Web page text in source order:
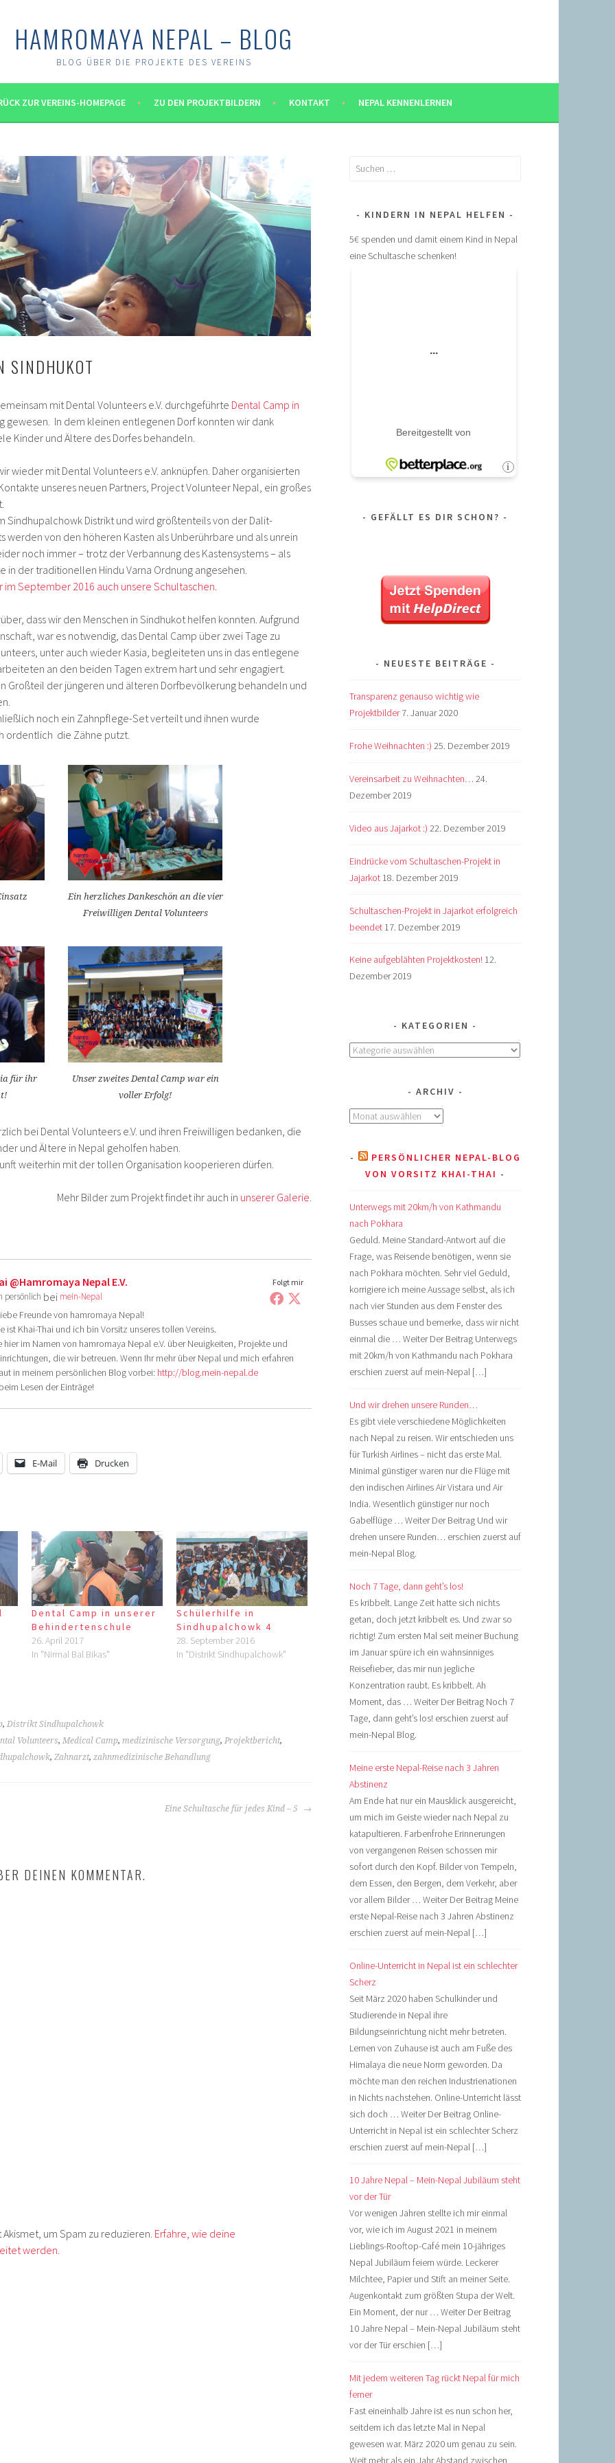
HAMROMAYA NEPAL – BLOG
BLOG ÜBER DIE PROJEKTE DES VEREINS
ZUR VEREINS-HOMEPAGE ZU DEN PROJEKTBILDERN KONTAKT NEPAL KENNENLERNEN
SINDHUKOT
mit Dental Volunteers e.V. durchgeführte Dental Camp in
gewesen. In dem kleinen entlegenen Dorf konnten wir dank
Kinder und Ältere des Dorfes behandeln.
wieder mit Dental Volunteers e.V. anknüpfen. Daher organisierten
unseres neuen Partners, Project Volunteer Nepal, ein großes
Sindhupalchowk Distrikt und wird größtenteils von der Dalit-
werden von den höheren Kasten als Unberührbare und als unrein
noch immer – trotz der Verbannung des Kastensystems – als
in der traditionellen Hindu Varna Ordnung angesehen.
im September 2016 auch unsere Schultaschen
dass wir den Menschen in Sindhukot helfen konnten. Aufgrund
war es notwendig, das Dental Camp über zwei Tage zu
unter auch wieder Kasia, begleiteten uns in das entlegene
an den beiden Tagen extrem hart und sehr engagiert.
Großteil der jüngeren und älteren Dorfbevölkerung behandeln und
noch ein Zahnpflege-Set verteilt und ihnen wurde
ordentlich die Zähne putzt.
Ein herzliches Dankeschön an die vier
Freiwilligen Dental Volunteers
für ihr
Unser zweites Dental Camp war ein
voller Erfolg!
bei Dental Volunteers e.V. und ihren Freiwilligen bedanken, die
und Ältere in Nepal geholfen haben.
weiterhin mit der tollen Organisation kooperieren dürfen.
Mehr Bilder zum Projekt findet ihr auch in unserer Galerie.
Folgt mir
@hamromaya Nepal E.V.
persönlich bei mein-Nepal
Freunde von hamromaya Nepal!
ist Khai-Thai und ich bin Vorsitz unseres tollen Vereins.
hier im Namen von hamromaya Nepal e.V. über Neuigkeiten, Projekte und
die wir betreuen. Wenn Ihr mehr über Nepal und mich erfahren
in meinem persönlichen Blog vorbei: http://blog.mein-nepal.de
Lesen der Einträge!
E-Mail Drucken
Dental Camp in unserer
Behindertenschule
26. April 2017
In "Nirmal Bal Bikas"
Schülerhilfe in
Sindhupalchowk 4
28. September 2016
In "Distrikt Sindhupalchowk"
, Distrikt Sindhupalchowk
Volunteers, Medical Camp, medizinische Versorgung, Projektbericht,
, Zahnarzt, zahnmedizinische Behandlung
Eine Schultasche für jedes Kind – 5
DEINEN KOMMENTAR.
um Spam zu reduzieren. Erfahre, wie deine
werden.
Suchen
KINDERN IN NEPAL HELFEN
5€ spenden und damit einem Kind in Nepal
eine Schultasche schenken!
GEFÄLLT ES DIR SCHON?
NEUESTE BEITRÄGE
Transparenz genauso wichtig wie
Projektbilder 7. Januar 2020
Frohe Weihnachten :) 25. Dezember 2019
Vereinsarbeit zu Weihnachten… 24.
Dezember 2019
Video aus Jajarkot :) 22. Dezember 2019
Eindrücke vom Schultaschen-Projekt in
Jajarkot 18. Dezember 2019
Schultaschen-Projekt in Jajarkot erfolgreich
beendet 17. Dezember 2019
Keine aufgeblähten Projektkosten! 12.
Dezember 2019
KATEGORIEN
Kategorien
ARCHIV
Archiv
PERSÖNLICHER NEPAL-BLOG
VON VORSITZ KHAI-THAI
Unterwegs mit 20km/h von Kathmandu
nach Pokhara
Geduld. Meine Standard-Antwort auf die
Frage, was Reisende benötigen, wenn sie
nach Pokhara möchten. Sehr viel Geduld,
korrigiere ich meine Aussage selbst, als ich
nach vier Stunden aus dem Fenster des
Busses schaue und bemerke, dass wir nicht
einmal die … Weiter Der Beitrag Unterwegs
mit 20km/h von Kathmandu nach Pokhara
erschien zuerst auf mein-Nepal […]
Und wir drehen unsere Runden…
Es gibt viele verschiedene Möglichkeiten
nach Nepal zu reisen. Wir entschieden uns
für Turkish Airlines – nicht das erste Mal.
Minimal günstiger waren nur die Flüge mit
den indischen Airlines Air Vistara und Air
India. Wesentlich günstiger nur noch
Gabelflüge … Weiter Der Beitrag Und wir
drehen unsere Runden… erschien zuerst auf
mein-Nepal Blog.
Noch 7 Tage, dann geht’s los!
Es kribbelt. Lange Zeit hatte sich nichts
getan, doch jetzt kribbelt es. Und zwar so
richtig! Zum ersten Mal seit meiner Buchung
im Januar spüre ich ein wahnsinniges
Reisefieber, das mir nun jegliche
Konzentration raubt. Es kribbelt. Ah
Moment, das … Weiter Der Beitrag Noch 7
Tage, dann geht’s los! erschien zuerst auf
mein-Nepal Blog.
Meine erste Nepal-Reise nach 3 Jahren
Abstinenz
Am Ende hat nur ein Mausklick ausgereicht,
um mich im Geiste wieder nach Nepal zu
katapultieren. Farbenfrohe Erinnerungen
von vergangenen Reisen schossen mir
sofort durch den Kopf. Bilder von Tempeln,
dem Essen, den Bergen, dem Verkehr, aber
vor allem Bilder … Weiter Der Beitrag Meine
erste Nepal-Reise nach 3 Jahren Abstinenz
erschien zuerst auf mein-Nepal […]
Online-Unterricht in Nepal ist ein schlechter
Scherz
Seit März 2020 haben Schulkinder und
Studierende in Nepal ihre
Bildungseinrichtung nicht mehr betreten.
Lernen von Zuhause ist auch am Fuße des
Himalaya die neue Norm geworden. Da
möchte man den reichen Industrienationen
in Nichts nachstehen. Online-Unterricht lässt
sich doch … Weiter Der Beitrag Online-
Unterricht in Nepal ist ein schlechter Scherz
erschien zuerst auf mein-Nepal […]
10 Jahre Nepal – Mein-Nepal Jubiläum steht
vor der Tür
Vor wenigen Jahren stellte ich mir einmal
vor, wie ich im August 2021 in meinem
Lieblings-Rooftop-Café mein 10-jähriges
Nepal Jubiläum feiern würde. Leckerer
Milchtee, Papier und Stift an meiner Seite.
Augenkontakt zum größten Stupa der Welt.
Ein Moment, der nur … Weiter Der Beitrag
10 Jahre Nepal – Mein-Nepal Jubiläum steht
vor der Tür erschien […]
Mit jedem weiteren Tag rückt Nepal für mich
ferner
Fast eineinhalb Jahre ist es nun schon her,
seitdem ich das letzte Mal in Nepal
gewesen war. März 2020 um genau zu sein.
Weit mehr als ein Jahr Abstand zwischen